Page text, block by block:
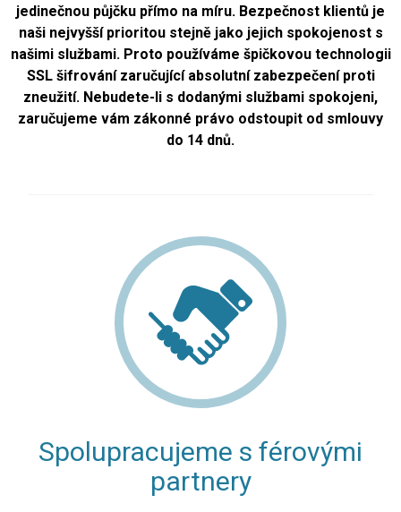
jedinečnou půjčku přímo na míru. Bezpečnost klientů je
naši nejvyšší prioritou stejně jako jejich spokojenost s
našimi službami. Proto používáme špičkovou technologii
SSL šifrování zaručující absolutní zabezpečení proti
zneužití. Nebudete-li s dodanými službami spokojeni,
zaručujeme vám zákonné právo odstoupit od smlouvy
do 14 dnů.
Spolupracujeme s férovými
partnery